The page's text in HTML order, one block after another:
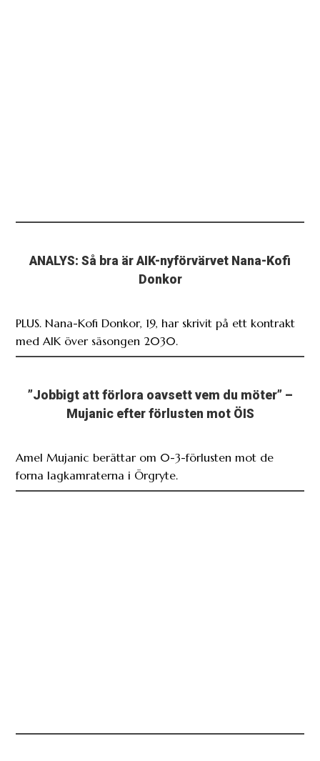
ANALYS: Så bra är AIK-nyförvärvet Nana-Kofi
PLUS. Nana-Kofi Donkor, 19, har skrivit på ett kontrakt
”Jobbigt att förlora oavsett vem du möter” –
Amel Mujanic berättar om 0-3-förlusten mot de
”Vi gick inte att känna igen” – Riveiro efter